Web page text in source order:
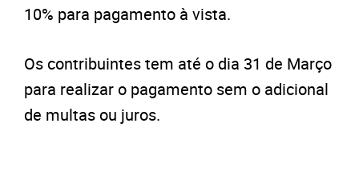
10% para pagamento à vista.
Os contribuintes tem até o dia 31 de Março
para realizar o pagamento sem o adicional
de multas ou juros.